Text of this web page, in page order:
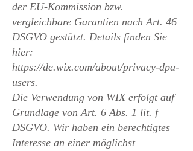
der EU-Kommission bzw.
vergleichbare Garantien nach Art. 46
DSGVO gestützt. Details finden Sie
hier:
https://de.wix.com/about/privacy-dpa-
users.
Die Verwendung von WIX erfolgt auf
Grundlage von Art. 6 Abs. 1 lit. f
DSGVO. Wir haben ein berechtigtes
Interesse an einer möglichst